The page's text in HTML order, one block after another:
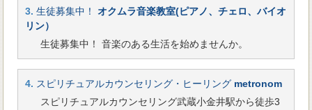
3. 生徒募集中！
オクムラ音楽教室(ピアノ、チェロ、バイオ
リン）
生徒募集中！ 音楽のある生活を始めませんか。
4. スピリチュアルカウンセリング・ヒーリング metronom
スピリチュアルカウンセリング武蔵小金井駅から徒歩3